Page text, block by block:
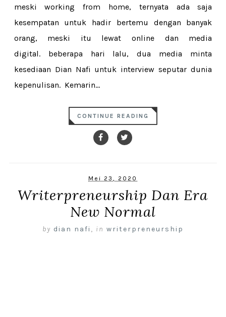
meski working from home, ternyata ada saja
kesempatan untuk hadir bertemu dengan banyak
orang, meski itu lewat online dan media
digital. beberapa hari lalu, dua media minta
kesediaan Dian Nafi untuk interview seputar dunia
kepenulisan. Kemarin...
CONTINUE READING
Mei 23, 2020
Writerpreneurship Dan Era
New Normal
by dian nafi , in writerpreneurship